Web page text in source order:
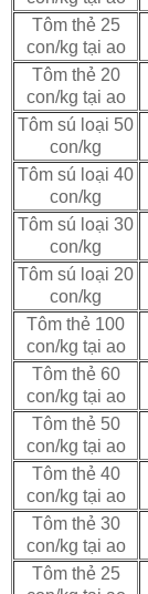
Tôm thẻ 25
con/kg tại ao
Tôm thẻ 20
con/kg tại ao
Tôm sú loại 50
con/kg
Tôm sú loại 40
con/kg
Tôm sú loại 30
con/kg
Tôm sú loại 20
con/kg
Tôm thẻ 100
con/kg tại ao
Tôm thẻ 60
con/kg tại ao
Tôm thẻ 50
con/kg tại ao
Tôm thẻ 40
con/kg tại ao
Tôm thẻ 30
con/kg tại ao
Tôm thẻ 25